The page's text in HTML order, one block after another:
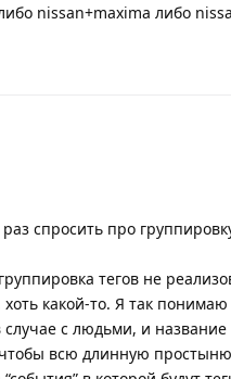
nissan+maxima либо
раз спросить про
тегов не
какой-то. Я так
с людьми, и
чтобы всю длинную